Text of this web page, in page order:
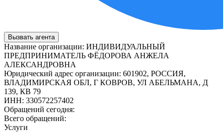
Вызвать агента
Название организации: ИНДИВИДУАЛЬНЫЙ
ПРЕДПРИНИМАТЕЛЬ ФЁДОРОВА АНЖЕЛА
АЛЕКСАНДРОВНА
Юридический адрес организации: 601902, РОССИЯ,
ВЛАДИМИРСКАЯ ОБЛ, Г КОВРОВ, УЛ АБЕЛЬМАНА, Д
139, КВ 79
ИНН: 330572257402
Обращений сегодня:
Всего обращений:
Услуги